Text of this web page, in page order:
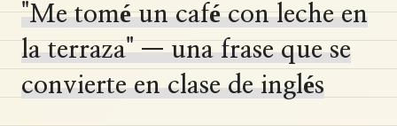
"Me tomé un café con leche en
la terraza" — una frase que se
convierte en clase de inglés